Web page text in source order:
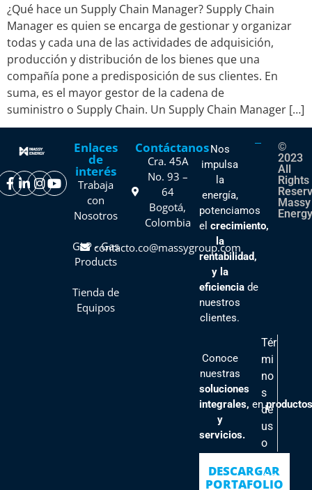
¿Qué hace un Supply Chain Manager? Supply Chain
Manager es quien se encarga de gestionar y organizar
todas y cada una de las actividades de adquisición,
producción y distribución de los bienes que una
compañía pone a predisposición de sus clientes. En
suma, es el mayor gestor de la cadena de
suministro o Supply Chain. Un Supply Chain Manager […]
Enlaces
de
interés
Trabaja
con
Nosotros
GLP - Gas
Products
Tienda de
Equipos
Contáctanos
Cra. 45A
No. 93 –
64
Bogotá,
Colombia
contacto.co@massygroup.com
Nos
impulsa
la
energía,
potenciamos
el crecimiento,
la
rentabilidad,
y la
eficienciade
nuestros
clientes.
Conoce
nuestras
soluciones
integrales, enproductos
y
servicios.
DESCARGAR
PORTAFOLIO
©
2023
All
Rights
Massy
Tér
mi
no
s
de
us
o
ític